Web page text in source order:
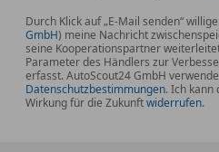
Sitzheizung für Fahrer
Ambientebeleuchtung
EASY-PACK Heckklappe
Erweiterte
Durch Klick auf „E-Mail senden“
GmbH) meine Nachricht
seine Kooperationspartner
Parameter des Händlers zur
erfasst. AutoScout24 GmbH
Datenschutzbestimmungen. Ich kann
Wirkung für die Zukunftwiderrufen.